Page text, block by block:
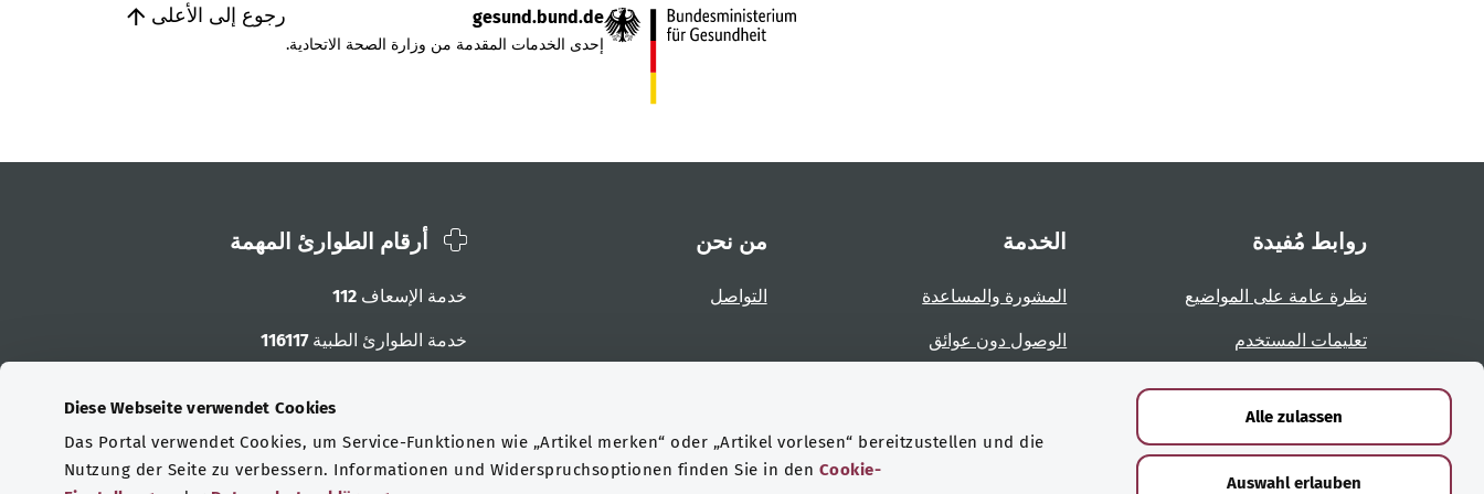
Diese Webseite verwendet Cookies
Das Portal verwendet Cookies, um Service-Funktionen wie „Artikel merken“ oder „Artikel vorlesen“ bereitzustellen und die
Nutzung der Seite zu verbessern. Informationen und Widerspruchsoptionen finden Sie in den Cookie-
Alle zulassen
Auswahl erlauben
رجوع إلى الأعلى gesund.bund.de
إحدى الخدمات المقدمة من وزارة الصحة الاتحادية.
روابط مُفيدة
نظرة عامة على المواضيع
تعليمات المستخدم
نظرة عامة على الصفحات
الخدمة
المشورة والمساعدة
الوصول دون عوائق
من نحن
التواصل
أرقام الطوارئ المهمة
خدمة الإسعاف 112
خدمة الطوارئ الطبية116117
الشهادات